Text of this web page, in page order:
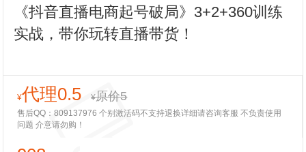
《抖音直播电商起号破局》3+2+360训练
实战，带你玩转直播带货！
¥代理0.5 ¥原价5
售后QQ：809137976 个别激活码不支持退换详细请咨询客服 不负责使用
问题 介意请勿购！